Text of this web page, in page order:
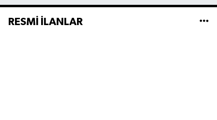
RESMİ İLANLAR